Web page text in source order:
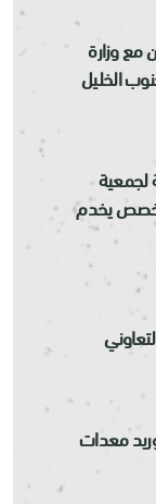
مع وزارة
الخليل
لجمعية
متخصص يخدم
معدات